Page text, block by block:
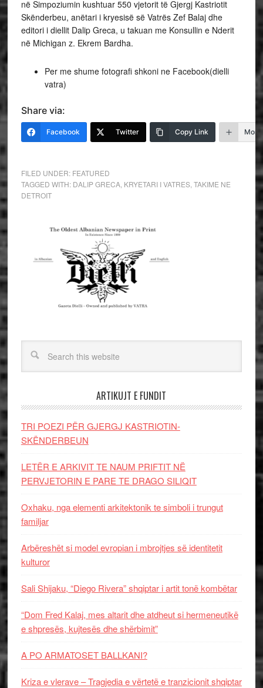
në Simpoziumin kushtuar 550 vjetorit të Gjergj Kastriotit
Skënderbeu, anëtari i kryesisë së Vatrës Zef Balaj dhe
editori i diellit Dalip Greca, u takuan me Konsullin e Nderit
në Michigan z. Ekrem Bardha.
Per me shume fotografi shkoni ne Facebook(dielli
vatra)
Share via:
Facebook Twitter Copy Link More
FILED UNDER: FEATURED
TAGGED WITH: DALIP GRECA, KRYETARI I VATRES, TAKIME NE
DETROIT
ARTIKUJT E FUNDIT
TRI POEZI PËR GJERGJ KASTRIOTIN-
SKËNDERBEUN
LETËR E ARKIVIT TE NAUM PRIFTIT NË
PERVJETORIN E PARE TE DRAGO SILIQIT
Oxhaku, nga elementi arkitektonik te simboli i trungut
familjar
Arbëreshët si model evropian i mbrojtjes së identitetit
kulturor
Sali Shijaku, “Diego Rivera” shqiptar i artit tonë kombëtar
“Dom Fred Kalaj, mes altarit dhe atdheut si hermeneutikë
e shpresës, kujtesës dhe shërbimit”
A PO ARMATOSET BALLKANI?
Kriza e vlerave – Tragjedia e vërtetë e tranzicionit shqiptar